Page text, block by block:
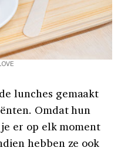
lunches gemaakt
Omdat hun
er op elk moment
hebben ze ook